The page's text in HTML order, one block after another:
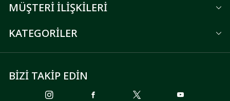
MÜŞTERİ İLİŞKİLERİ
KATEGORİLER
BİZİ TAKİP EDİN